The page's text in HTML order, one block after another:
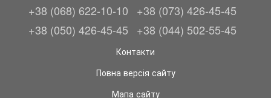
+38 (068) 622-10-10
+38 (073) 426-45-45
+38 (050) 426-45-45
+38 (044) 502-55-45
Контакти
Повна версія сайту
Мапа сайту